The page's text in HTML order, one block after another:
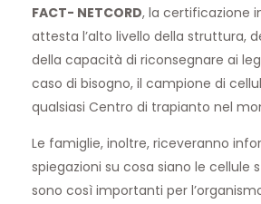
FACT- NETCORD, la certificazione
attesta l’alto livello della struttura,
della capacità di riconsegnare ai
caso di bisogno, il campione di
qualsiasi Centro di trapianto nel
Le famiglie, inoltre, riceveranno
spiegazioni su cosa siano le cellule
sono così importanti per